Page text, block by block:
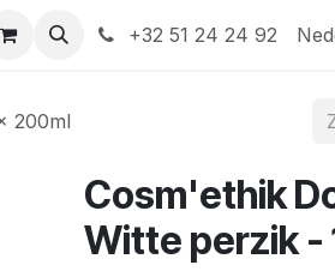
+32 51 24 24 92
200ml
Cosm'ethik
Witte perzik -